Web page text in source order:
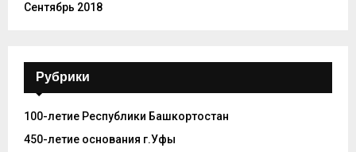
Сентябрь 2018
Рубрики
100-летие Республики Башкортостан
450-летие основания г.Уфы